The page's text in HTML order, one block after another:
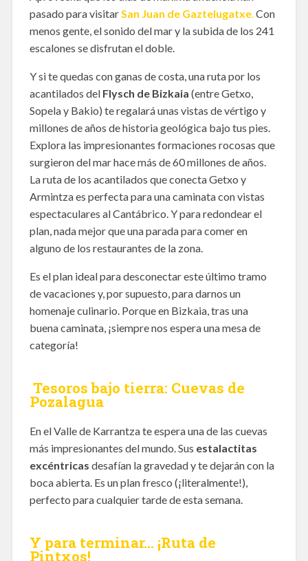
pasado para visitar San Juan de Gaztelugatxe. Con
menos gente, el sonido del mar y la subida de los 241
escalones se disfrutan el doble.
Y si te quedas con ganas de costa, una ruta por los
acantilados del Flysch de Bizkaia (entre Getxo,
Sopela y Bakio) te regalará unas vistas de vértigo y
millones de años de historia geológica bajo tus pies.
Explora las impresionantes formaciones rocosas que
surgieron del mar hace más de 60 millones de años.
La ruta de los acantilados que conecta Getxo y
Armintza es perfecta para una caminata con vistas
espectaculares al Cantábrico. Y para redondear el
plan, nada mejor que una parada para comer en
alguno de los restaurantes de la zona.
Es el plan ideal para desconectar este último tramo
de vacaciones y, por supuesto, para darnos un
homenaje culinario. Porque en Bizkaia, tras una
buena caminata, ¡siempre nos espera una mesa de
categoría!
Tesoros bajo tierra: Cuevas de
Pozalagua
En el Valle de Karrantza te espera una de las cuevas
más impresionantes del mundo. Sus estalactitas
excéntricas desafían la gravedad y te dejarán con la
boca abierta. Es un plan fresco (¡literalmente!),
perfecto para cualquier tarde de esta semana.
Y para terminar… ¡Ruta de
Pintxos!